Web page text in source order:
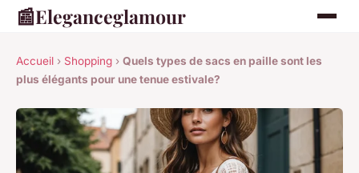
📰Eleganceglamour
Accueil › Shopping › Quels types de sacs en paille sont les
plus élégants pour une tenue estivale?